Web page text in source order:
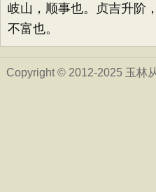
岐山，顺事也。贞吉升阶
不富也。
Copyright © 2012-2025 玉林